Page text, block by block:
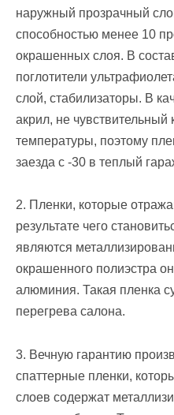
наружный прозрачный
способностью менее 10
окрашенных слоя. В
поглотители
слой, стабилизаторы. В
акрил, не чувствительный
температуры, поэтому
заезда с -30 в теплый
2. Пленки, которые
результате чего
являются
окрашенного полиэстра
алюминия. Такая пленка
перегрева салона.
3. Вечную гарантию
спаттерные пленки,
слоев содержат